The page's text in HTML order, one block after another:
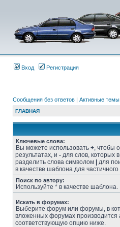
Вход Регистрация
Сообщения без ответов | Активные темы
ГЛАВНАЯ
Ключевые слова:
Вы можете использовать +, чтобы
результатах, и - для слов, которых
разделить слова символом
для
в качестве шаблона для
Поиск по автору:
Используйте * в качестве шаблона.
Искать в форумах:
Выберите форум или форумы, в
вложенных форумах производится
соответствующую опцию ниже.